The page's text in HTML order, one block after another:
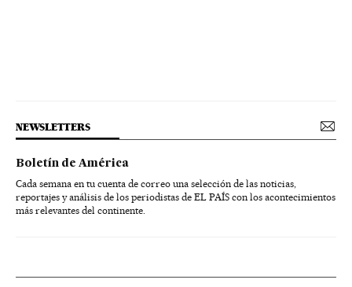
NEWSLETTERS
Boletín de América
Cada semana en tu cuenta de correo una selección de las noticias,
reportajes y análisis de los periodistas de EL PAÍS con los acontecimientos
más relevantes del continente.